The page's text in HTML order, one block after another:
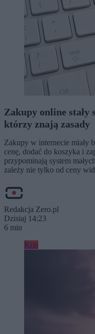
Zakupy online stały
którzy znają zasady
Zakupy w internecie miały
cenę, dodać do koszyka i
przypominają system
zależy nie tylko od ceny
Redakcja Zero.pl
Dzisiaj 14:23
6 min
Kraj